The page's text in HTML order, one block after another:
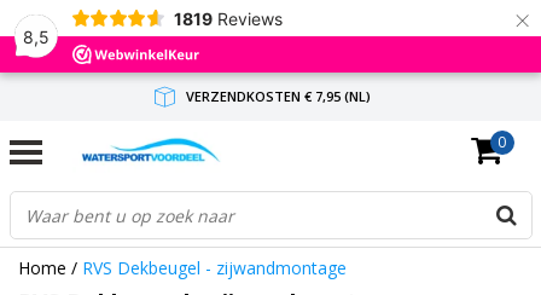
8,5
1819 Reviews ×
VERZENDKOSTEN € 7,95 (NL)
GRATIS VERZENDING(NL) VANAF € 65,-
BINNEN 1-3 WERKDAGEN ANTWOORD
0
Home / RVS Dekbeugel - zijwandmontage